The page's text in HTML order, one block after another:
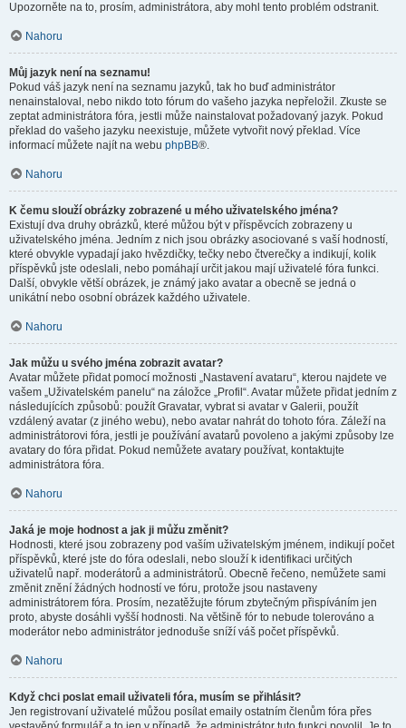
Upozorněte na to, prosím, administrátora, aby mohl tento problém odstranit.
Nahoru
Můj jazyk není na seznamu!
Pokud váš jazyk není na seznamu jazyků, tak ho buď administrátor
nenainstaloval, nebo nikdo toto fórum do vašeho jazyka nepřeložil. Zkuste se
zeptat administrátora fóra, jestli může nainstalovat požadovaný jazyk. Pokud
překlad do vašeho jazyku neexistuje, můžete vytvořit nový překlad. Více
informací můžete najít na webu phpBB®.
Nahoru
K čemu slouží obrázky zobrazené u mého uživatelského jména?
Existují dva druhy obrázků, které můžou být v příspěvcích zobrazeny u
uživatelského jména. Jedním z nich jsou obrázky asociované s vaší hodností,
které obvykle vypadají jako hvězdičky, tečky nebo čtverečky a indikují, kolik
příspěvků jste odeslali, nebo pomáhají určit jakou mají uživatelé fóra funkci.
Další, obvykle větší obrázek, je známý jako avatar a obecně se jedná o
unikátní nebo osobní obrázek každého uživatele.
Nahoru
Jak můžu u svého jména zobrazit avatar?
Avatar můžete přidat pomocí možnosti „Nastavení avataru“, kterou najdete ve
vašem „Uživatelském panelu“ na záložce „Profil“. Avatar můžete přidat jedním z
následujících způsobů: použít Gravatar, vybrat si avatar v Galerii, použít
vzdálený avatar (z jiného webu), nebo avatar nahrát do tohoto fóra. Záleží na
administrátorovi fóra, jestli je používání avatarů povoleno a jakými způsoby lze
avatary do fóra přidat. Pokud nemůžete avatary používat, kontaktujte
administrátora fóra.
Nahoru
Jaká je moje hodnost a jak ji můžu změnit?
Hodnosti, které jsou zobrazeny pod vaším uživatelským jménem, indikují počet
příspěvků, které jste do fóra odeslali, nebo slouží k identifikaci určitých
uživatelů např. moderátorů a administrátorů. Obecně řečeno, nemůžete sami
změnit znění žádných hodností ve fóru, protože jsou nastaveny
administrátorem fóra. Prosím, nezatěžujte fórum zbytečným přispíváním jen
proto, abyste dosáhli vyšší hodnosti. Na většině fór to nebude tolerováno a
moderátor nebo administrátor jednoduše sníží váš počet příspěvků.
Nahoru
Když chci poslat email uživateli fóra, musím se přihlásit?
Jen registrovaní uživatelé můžou posílat emaily ostatním členům fóra přes